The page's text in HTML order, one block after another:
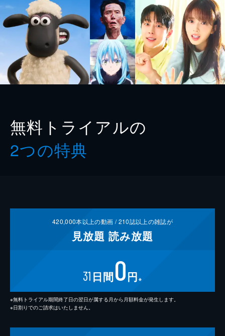
無料トライアルの
2つの特典
420,000本以上の動画 /210誌以上の雑誌が
見放題 読み放題
31 日間0円 ※
※無料トライアル期間終了日の翌日が属する月から月額料金が発生します。
※日割りでのご請求はいたしません。